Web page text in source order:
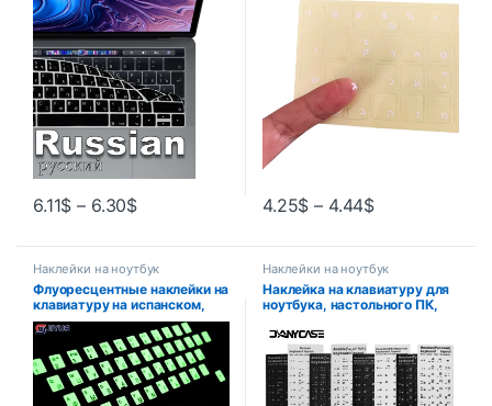
панель
A1706/A1466/A2941/A1990/
A1398/A2289A1932/A2141
6.11$ – 6.30$
прозрачном фоне
4.25$ – 4.44$
Наклейки на ноутбук
Флуоресцентные наклейки на
клавиатуру на испанском,
русском, арабском,
французском, английском и
т. д., светящаяся
водонепроницаемая
защитная пленка для
клавиатуры
Наклейки на ноутбук
Наклейка на клавиатуру для
ноутбука, настольного ПК,
английский, арабский,
испанский, португальский,
иврит